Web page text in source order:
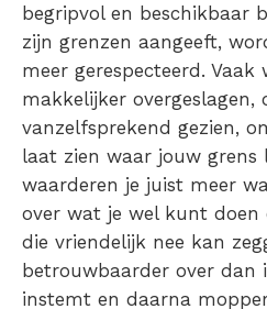
begripvol en beschikbaar
zijn grenzen aangeeft,
meer gerespecteerd. Vaak
makkelijker overgeslagen,
vanzelfsprekend gezien,
laat zien waar jouw grens
waarderen je juist meer
over wat je wel kunt doen
die vriendelijk nee kan
betrouwbaarder over dan
instemt en daarna